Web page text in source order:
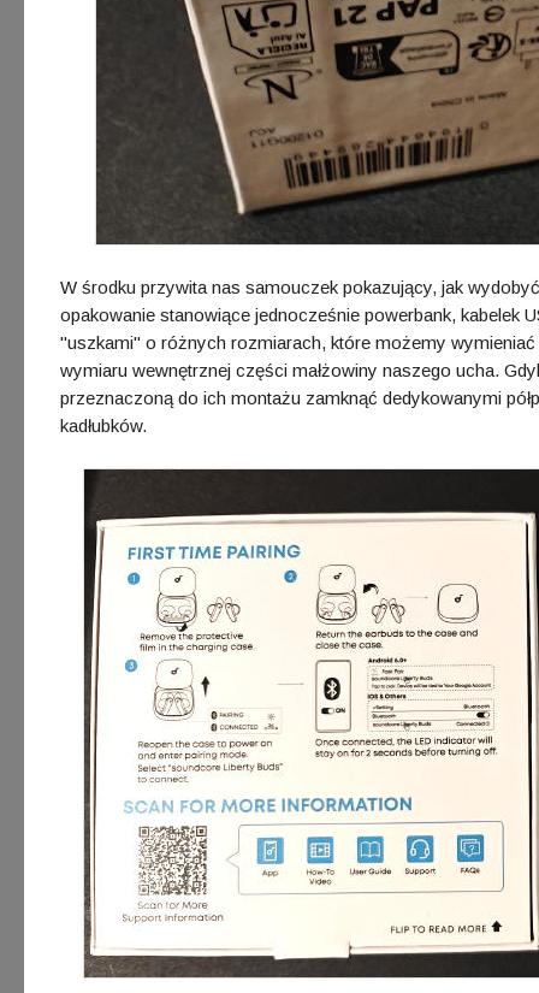
W środku przywita nas samouczek pokazujący, jak
opakowanie stanowiące jednocześnie powerbank, kabelek
"uszkami" o różnych rozmiarach, które możemy wymieniać
wymiaru wewnętrznej części małżowiny naszego ucha.
przeznaczoną do ich montażu zamknąć dedykowanymi
kadłubków.